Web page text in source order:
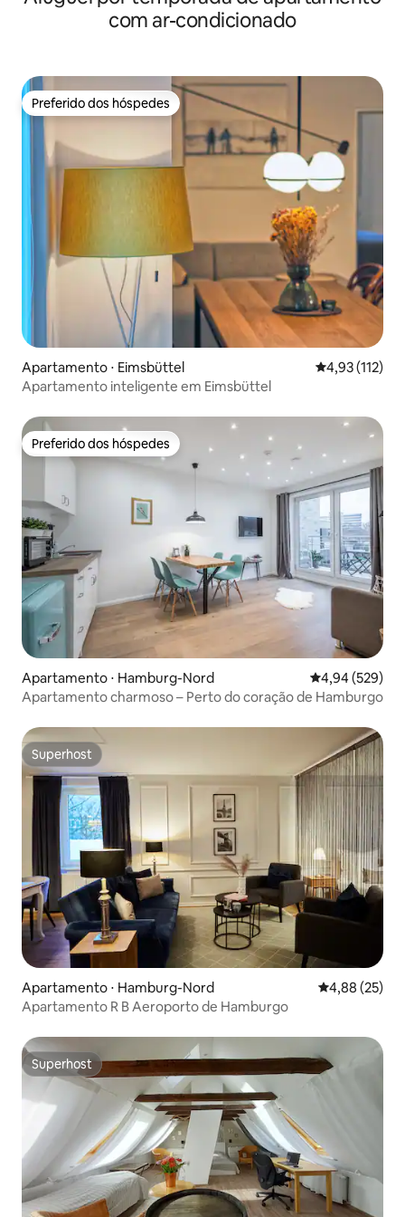
com ar-condicionado
Preferido dos hóspedes
Preferido dos hóspedes
Apartamento ⋅ Eimsbüttel 4,93 de uma
4,93 (112)
Apartamento inteligente em Eimsbüttel
Preferido dos hóspedes
Preferido dos hóspedes
Apartamento ⋅ Hamburg-Nord 4,94 de uma
4,94 (529)
Apartamento charmoso – Perto do coração de Hamburgo
Superhost
Superhost
Apartamento ⋅ Hamburg-Nord 4,88 de uma
4,88 (25)
Apartamento R B Aeroporto de Hamburgo
Superhost
Superhost